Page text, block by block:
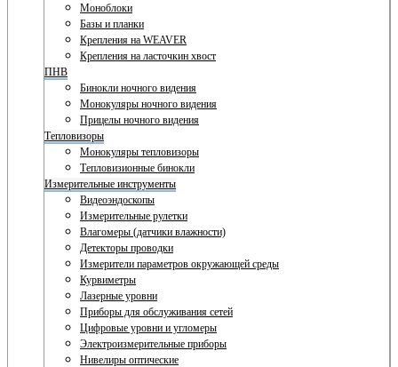
Моноблоки
Базы и планки
Крепления на WEAVER
Крепления на ласточкин хвост
ПНВ
Бинокли ночного видения
Монокуляры ночного видения
Прицелы ночного видения
Тепловизоры
Монокуляры тепловизоры
Тепловизионные бинокли
Измерительные инструменты
Видеоэндоскопы
Измерительные рулетки
Влагомеры (датчики влажности)
Детекторы проводки
Измерители параметров окружающей среды
Курвиметры
Лазерные уровни
Приборы для обслуживания сетей
Цифровые уровни и угломеры
Электроизмерительные приборы
Нивелиры оптические